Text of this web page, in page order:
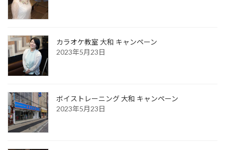
カラオケ教室 大和 キャンペーン
2023年5月23日
ボイストレーニング 大和 キャンペーン
2023年5月23日